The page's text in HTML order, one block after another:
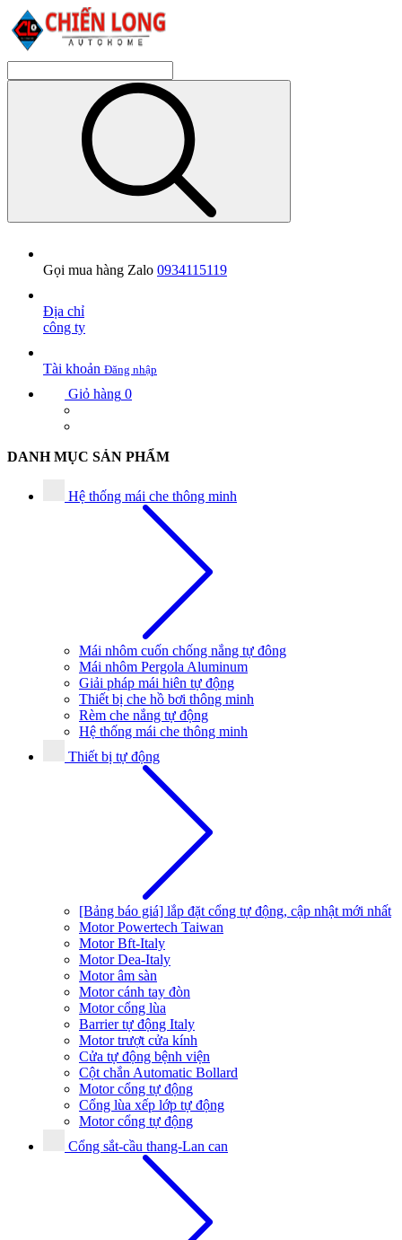
Gọi mua hàng Zalo 0934115119
Địa chỉ
công ty
Tài khoản Đăng nhập
Giỏ hàng 0
DANH MỤC SẢN PHẨM
Hệ thống mái che thông minh
Mái nhôm cuốn chống nắng tự đông
Mái nhôm Pergola Aluminum
Giải pháp mái hiên tự động
Thiết bị che hồ bơi thông minh
Rèm che nắng tự động
Hệ thống mái che thông minh
Thiết bị tự động
[Bảng báo giá] lắp đặt cổng tự động, cập nhật mới nhất
Motor Powertech Taiwan
Motor Bft-Italy
Motor Dea-Italy
Motor âm sàn
Motor cánh tay đòn
Motor cổng lùa
Barrier tự động Italy
Motor trượt cửa kính
Cửa tự động bệnh viện
Cột chắn Automatic Bollard
Motor cổng tự động
Cổng lùa xếp lớp tự động
Motor cổng tự động
Cổng sắt-cầu thang-Lan can